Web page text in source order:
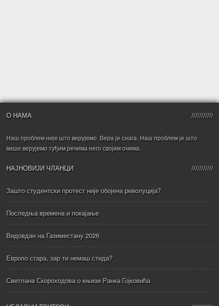
О НАМА
Наш проблем није што верујемо. Вера је снага. Наш проблем је што
више верујемо туђим речима него својим очима.
НАЈНОВИЈИ ЧЛАНЦИ
Зашто студентски протест није обојена револуција?
Последња времена и покајање
Видовдан на Газиместану 2026
Европо стара, зар ти немаш стида?
Светлана Скороходова о књизи Ранка Гојковића